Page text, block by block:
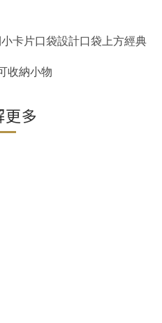
卡片口袋設計口袋上方經典
收納小物
更多